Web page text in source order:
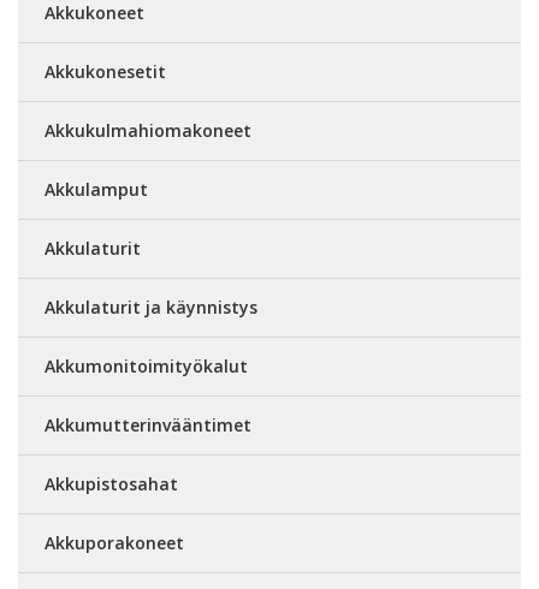
Akkukoneet
Akkukonesetit
Akkukulmahiomakoneet
Akkulamput
Akkulaturit
Akkulaturit ja käynnistys
Akkumonitoimityökalut
Akkumutterinvääntimet
Akkupistosahat
Akkuporakoneet